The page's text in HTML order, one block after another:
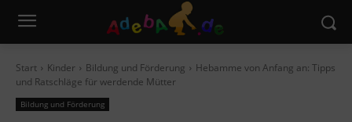
Start Kinder Bildung und Förderung
Hebamme von Anfang an: Tipps
und Ratschläge für werdende Mütter
Bildung und Förderung